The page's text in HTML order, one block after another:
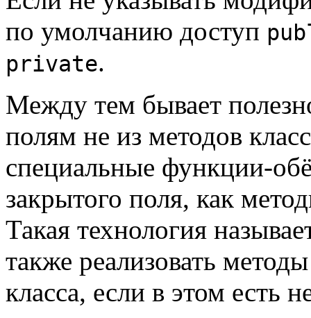
по умолчанию доступ
private.
Между тем бывает
полям не из методов
специальные функции-
закрытого поля, как
Такая технология
также реализовать
класса, если в этом есть